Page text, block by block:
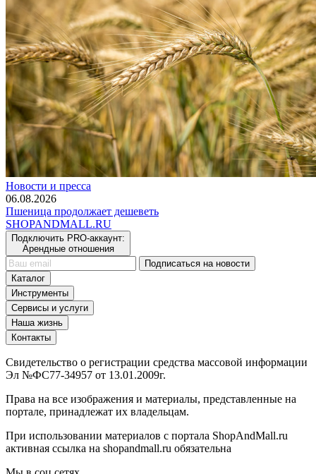
Новости и пресса
06.08.2026
Пшеница продолжает дешеветь
SHOPANDMALL.RU
Подключить PRO-аккаунт:
Арендные отношения
Подписаться на новости
Каталог
Инструменты
Сервисы и услуги
Наша жизнь
Контакты
Свидетельство о регистрации средства массовой информации
Эл №ФС77-34957 от 13.01.2009г.
Права на все изображения и материалы, представленные на
портале, принадлежат их владельцам.
При использовании материалов с портала ShopAndMall.ru
активная ссылка на shopandmall.ru обязательна